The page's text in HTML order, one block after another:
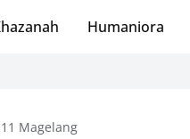
Humaniora
Magelang